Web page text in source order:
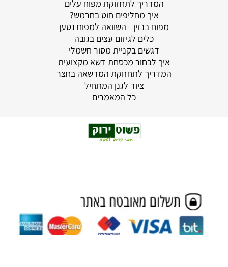
המדריך לתחזוקת מפוח עלים
איך מחליפים חוט בחרמש?
מפוח בנזין - השוואה למפוח נטען
כלים לגיזום עצים בגובה
דגשים בקניית מסור חשמלי
איך לבחור מכסחת דשא מקצועית
המדריך לתחזוקת המדשאה בחצר
ציוד לגנן המתחיל
כל המאמרים